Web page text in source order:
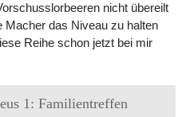
nicht übereilt
Macher das Niveau zu halten
Reihe schon jetzt bei mir
1: Familientreffen